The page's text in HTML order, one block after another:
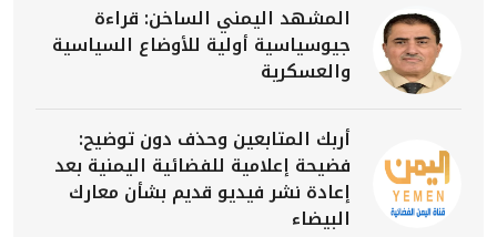
المشهد اليمني الساخن: قراءة
جيوسياسية أولية للأوضاع السياسية
والعسكرية
أربك المتابعين وحذف دون توضيح:
فضيحة إعلامية للفضائية اليمنية بعد
إعادة نشر فيديو قديم بشأن معارك
البيضاء